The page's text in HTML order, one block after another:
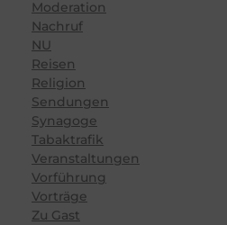
Moderation
Nachruf
NU
Reisen
Religion
Sendungen
Synagoge
Tabaktrafik
Veranstaltungen
Vorführung
Vorträge
Zu Gast